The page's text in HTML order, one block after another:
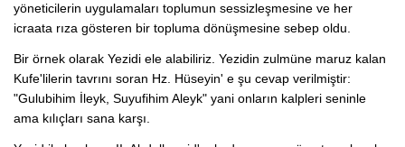
yöneticilerin uygulamaları toplumun sessizleşmesine ve her
icraata rıza gösteren bir topluma dönüşmesine sebep oldu.
Bir örnek olarak Yezidi ele alabiliriz. Yezidin zulmüne maruz kalan
Kufe'lilerin tavrını soran Hz. Hüseyin' e şu cevap verilmiştir:
"Gulubihim İleyk, Suyufihim Aleyk" yani onların kalpleri seninle
ama kılıçları sana karşı.